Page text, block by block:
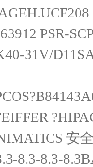
31V/
8.3-